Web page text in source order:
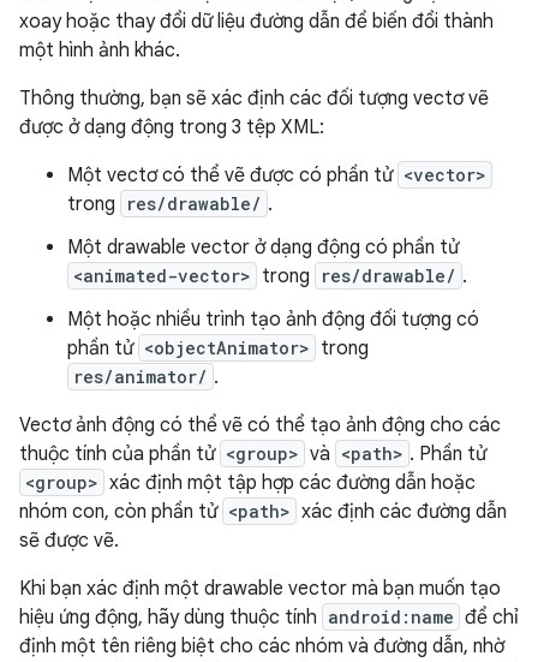
xoay hoặc thay đổi dữ liệu đường dẫn để biến đổi thành
một hình ảnh khác.
Thông thường, bạn sẽ xác định các đối tượng vectơ vẽ
được ở dạng động trong 3 tệp XML:
Một vectơ có thể vẽ được có phần tử <vector>
trong res/drawable/ .
Một drawable vector ở dạng động có phần tử
<animated-vector> trong res/drawable/ .
Một hoặc nhiều trình tạo ảnh động đối tượng có
phần tử <objectAnimator> trong
res/animator/ .
Vectơ ảnh động có thể vẽ có thể tạo ảnh động cho các
thuộc tính của phần tử <group> và <path> . Phần tử
<group> xác định một tập hợp các đường dẫn hoặc
nhóm con, còn phần tử <path> xác định các đường dẫn
sẽ được vẽ.
Khi bạn xác định một drawable vector mà bạn muốn tạo
hiệu ứng động, hãy dùng thuộc tính android:name để chỉ
định một tên riêng biệt cho các nhóm và đường dẫn, nhờ